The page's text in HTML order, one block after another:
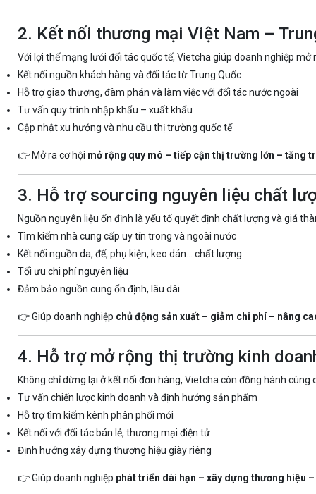
2. Kết nối thương mại Việt Nam –
Với lợi thế mạng lưới đối tác quốc tế, Vietcha giúp doanh nghiệp mở
Kết nối nguồn khách hàng và đối tác từ Trung Quốc
Hỗ trợ giao thương, đàm phán và làm việc với đối tác nước ngoài
Tư vấn quy trình nhập khẩu – xuất khẩu
Cập nhật xu hướng và nhu cầu thị trường quốc tế
👉 Mở ra cơ hội mở rộng quy mô – tiếp cận thị trường lớn – tăng
3. Hỗ trợ sourcing nguyên liệu chất
Nguồn nguyên liệu ổn định là yếu tố quyết định chất lượng và giá
Tìm kiếm nhà cung cấp uy tín trong và ngoài nước
Kết nối nguồn da, đế, phụ kiện, keo dán… chất lượng
Tối ưu chi phí nguyên liệu
Đảm bảo nguồn cung ổn định, lâu dài
👉 Giúp doanh nghiệp chủ động sản xuất – giảm chi phí – nâng
4. Hỗ trợ mở rộng thị trường kinh
Không chỉ dừng lại ở kết nối đơn hàng, Vietcha còn đồng hành
Tư vấn chiến lược kinh doanh và định hướng sản phẩm
Hỗ trợ tìm kiếm kênh phân phối mới
Kết nối với đối tác bán lẻ, thương mại điện tử
Định hướng xây dựng thương hiệu giày riêng
👉 Giúp doanh nghiệp phát triển dài hạn – xây dựng thương hiệu